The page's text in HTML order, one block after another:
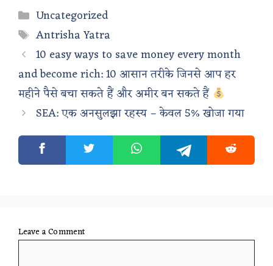
Categories
Uncategorized
Tags
Antrisha Yatra
10 easy ways to save money every month
and become rich: 10 आसान तरीके जिनसे आप हर
महीने पैसे बचा सकते हैं और अमीर बन सकते हैं
SEA: एक अनसुलझा रहस्य – केवल 5% खोजा गया
Leave a Comment